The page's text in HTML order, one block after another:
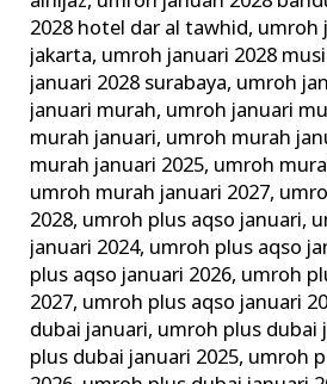
2028 hotel dar al tawhid, umroh
jakarta, umroh januari 2028
januari 2028 surabaya, umroh
januari murah, umroh januari
murah januari, umroh murah
murah januari 2025, umroh
umroh murah januari 2027,
2028, umroh plus aqso januari,
januari 2024, umroh plus aqso
plus aqso januari 2026, umroh
2027, umroh plus aqso januari
dubai januari, umroh plus dubai
plus dubai januari 2025, umroh